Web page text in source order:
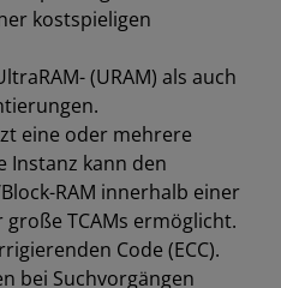
kostspieligen
(URAM) als auch
eine oder mehrere
Instanz kann den
RAM innerhalb einer
große TCAMs ermöglicht.
Code (ECC).
bei Suchvorgängen